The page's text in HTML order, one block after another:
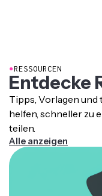
●RESSOURCEN
Entdecke
Tipps, Vorlagen und
helfen, schneller zu
teilen.
Alle anzeigen